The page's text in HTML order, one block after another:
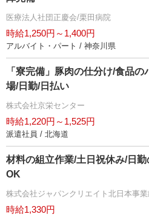
医療法人社団正慶会/栗田病院
時給1,250円～1,400円
アルバイト・パート / 神奈川県
「寮完備」豚肉の仕分け/食品
場/日勤/日払い
株式会社京栄センター
時給1,220円～1,525円
派遣社員 / 北海道
材料の組立作業/土日祝休み/日
OK
株式会社ジャパンクリエイト北日本事
時給1,330円